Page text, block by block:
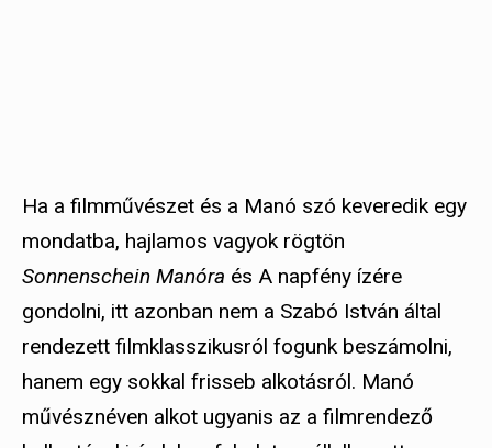
Ha a filmművészet és a Manó szó keveredik egy
mondatba, hajlamos vagyok rögtön
Sonnenschein Manóra és A napfény ízére
gondolni, itt azonban nem a Szabó István által
rendezett filmklasszikusról fogunk beszámolni,
hanem egy sokkal frisseb alkotásról. Manó
művésznéven alkot ugyanis az a filmrendező